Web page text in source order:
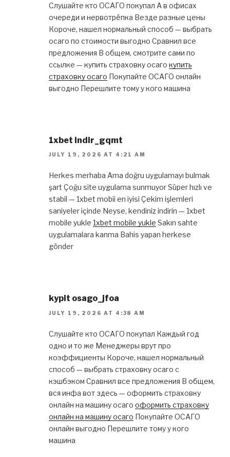
Слушайте кто ОСАГО покупал А в офисах
очереди и нервотрёпка Везде разные цены
Короче, нашел нормальный способ — выбрать
осаго по стоимости выгодно Сравнил все
предложения В общем, смотрите сами по
ссылке — купить страховку осаго купить
страховку осаго Покупайте ОСАГО онлайн
выгодно Перешлите тому у кого машина
1xbet indir_gqmt
JULY 19, 2026 AT 4:21 AM
Herkes merhaba Ama doğru uygulamayı bulmak
şart Çoğu site uygulama sunmuyor Süper hızlı ve
stabil — 1xbet mobii en iyisi Çekim işlemleri
saniyeler içinde Neyse, kendiniz indirin — 1xbet
mobile yukle 1xbet mobile yukle Sakın sahte
uygulamalara kanma Bahis yapan herkese
gönder
kypit osago_jfoa
JULY 19, 2026 AT 4:38 AM
Слушайте кто ОСАГО покупал Каждый год
одно и то же Менеджеры врут про
коэффициенты Короче, нашел нормальный
способ — выбрать страховку осаго с
кэшбэком Сравнил все предложения В общем,
вся инфа вот здесь — оформить страховку
онлайн на машину осаго оформить страховку
онлайн на машину осаго Покупайте ОСАГО
онлайн выгодно Перешлите тому у кого
машина